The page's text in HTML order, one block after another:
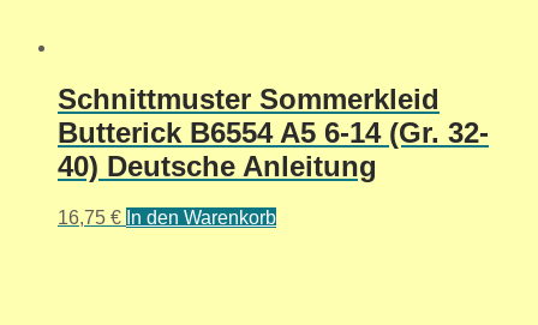
Schnittmuster Sommerkleid
Butterick B6554 A5 6-14 (Gr. 32-
40) Deutsche Anleitung
16,75 € In den Warenkorb